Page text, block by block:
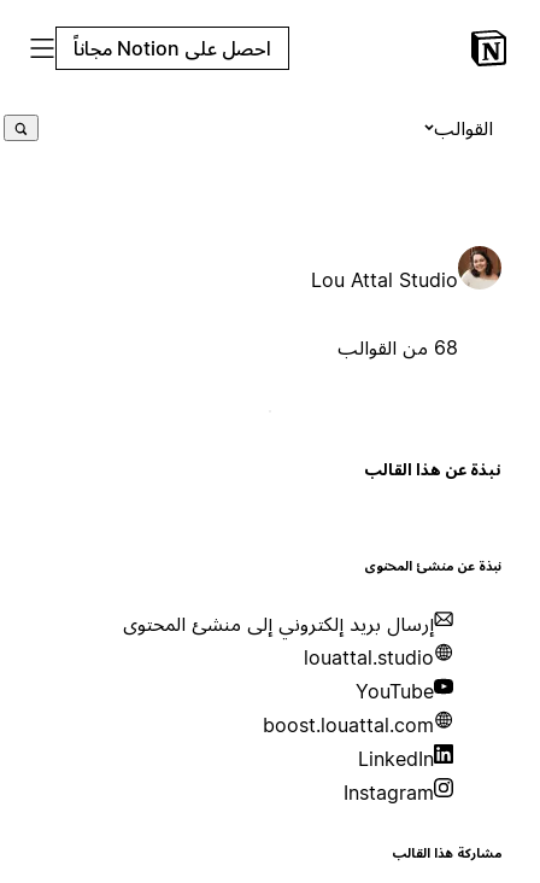
احصل على Notion مجاناً
القوالب
Lou Attal Studio
عن هذا القالب
عن منشئ المحتوى
إرسال بريد إلكتروني إلى منشئ المحتوى
louattal.studio
YouTube
boost.louattal.com
LinkedIn
Instagram
هذا القالب